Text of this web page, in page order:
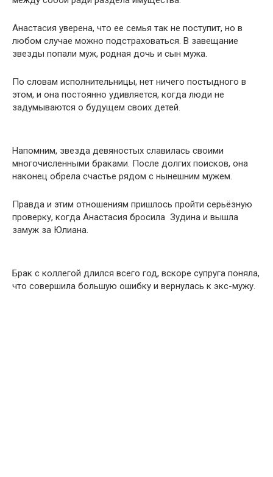
Анастасия уверена, что ее семья так не поступит, но в
любом случае можно подстраховаться. В завещание
звезды попали муж, родная дочь и сын мужа.
По словам исполнительницы, нет ничего постыдного в
этом, и она постоянно удивляется, когда люди не
задумываются о будущем своих детей.
Напомним, звезда девяностых славилась своими
многочисленными браками. После долгих поисков, она
наконец обрела счастье рядом с нынешним мужем.
Правда и этим отношениям пришлось пройти серьёзную
проверку, когда Анастасия бросила Зудина и вышла
замуж за Юлиана.
Брак с коллегой длился всего год, вскоре супруга поняла,
что совершила большую ошибку и вернулась к экс-мужу.